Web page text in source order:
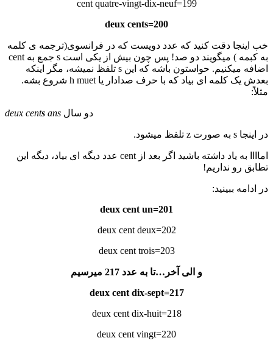
199=cent quatre-vingt-dix-neuf
200=deux cents
خب اینجا دقت کنید که عدد دویست که در فرانسوی(ترجمه ی کلمه
به کبمه ) میگویند دو صد! پس چون بیش از یکی است s جمع به cent
اضافه میکنیم. حواستون باشه که این s تلفظ نمیشه، مگر اینکه
بعدش یک کلمه ای بیاد که با حرف صدادار یا h muet شروع بشه.
مثلاً:
دو سال deux cents ans
در اینجا s به صورت z تلفظ میشود.
اماااا به یاد داشته باشید اگر بعد از cent عدد دیگه ای بیاد، دیگه این
تطابق رو نداریم!
در ادامه ببینید:
201=deux cent un
202=deux cent deux
203=deux cent trois
و الی آخر…تا به عدد 217 میرسیم
217=deux cent dix-sept
218=deux cent dix-huit
220=deux cent vingt